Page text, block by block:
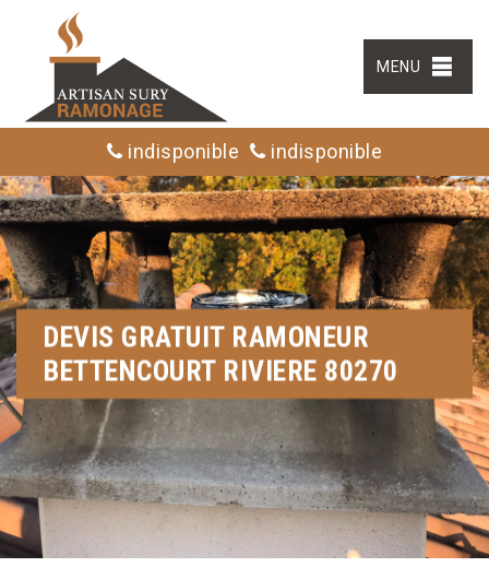
MENU
indisponible indisponible
DEVIS GRATUIT RAMONEUR
BETTENCOURT RIVIERE 80270